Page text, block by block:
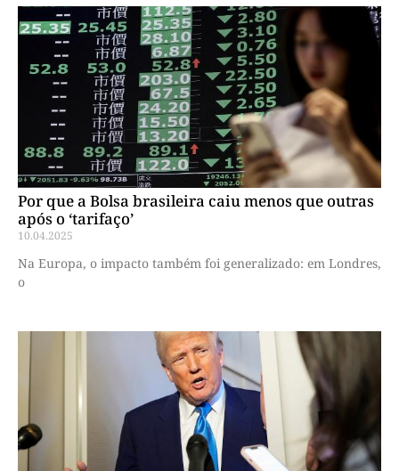
Por que a Bolsa brasileira caiu menos que outras
após o ‘tarifaço’
10.04.2025
Na Europa, o impacto também foi generalizado: em Londres,
o